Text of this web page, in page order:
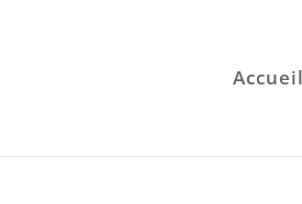
Accueil